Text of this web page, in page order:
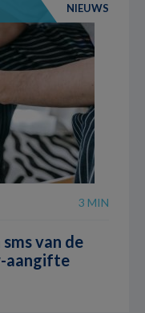
NIEUWS
3 MIN
van de
aangifte